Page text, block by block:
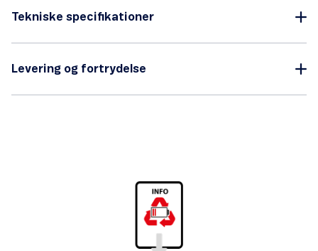
Tekniske specifikationer
Levering og fortrydelse